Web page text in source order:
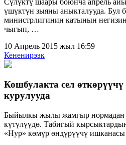
үшүктүн зыяны аныкталууда. Бул
министрлигинин катынын
чыгып, …
10 Апрель 2015 жыл 16:59
Кененирээк
Кошбулакта сел
курулууда
Быйылкы жылы жамгыр нормадан
күтүлүүдө. Табигый
«Нур» көмүр өндүрүүчү